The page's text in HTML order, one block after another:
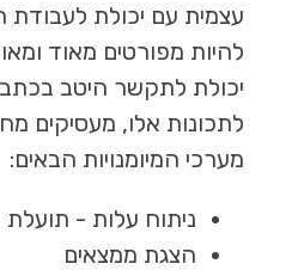
עצמית עם יכולת לעבודת
להיות מפורטים מאוד
יכולת לתקשר היטב
לתכונות אלו, מעסיקים
מערכי המיומנויות הבאים:
ניתוח עלות - תועלת
הצגת ממצאים